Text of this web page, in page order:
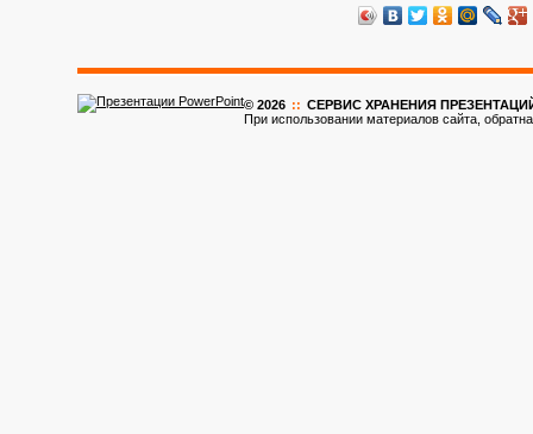
© 2026 :: CЕРВИС ХРАНЕНИЯ ПРЕЗЕНТАЦИЙ
При использовании материалов сайта,